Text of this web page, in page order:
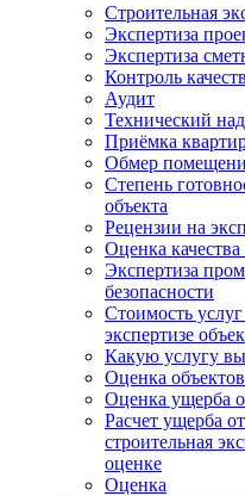
Строительная
Экспертиза
Экспертиза
Контроль
Аудит
Технический
Приёмка
Обмер
Степень
объекта
Рецензии на
Оценка качества
Экспертиза
безопасности
Стоимость
экспертизе
Какую услугу
Оценка
Оценка ущерба
Расчет ущерба
строительная
оценке
Оценка